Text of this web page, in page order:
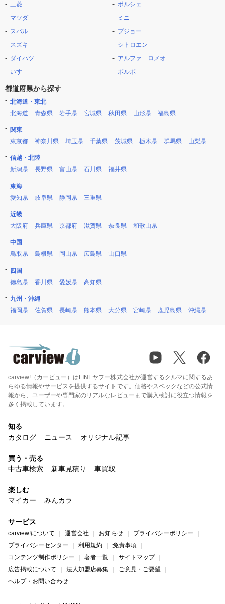
三菱
マツダ
スバル
スズキ
ダイハツ
いすゞ
ポルシェ
ミニ
プジョー
シトロエン
アルファ ロメオ
ボルボ
都道府県から探す
北海道・東北
北海道
青森県 岩手県 宮城県 秋田県 山形県 福島県
関東
東京都
神奈川県 埼玉県 千葉県 茨城県 栃木県 群馬県 山梨県
信越・北陸
新潟県
長野県 富山県 石川県 福井県
東海
愛知県
岐阜県 静岡県 三重県
近畿
大阪府
兵庫県 京都府 滋賀県 奈良県 和歌山県
中国
鳥取県
島根県 岡山県 広島県 山口県
四国
徳島県
香川県 愛媛県 高知県
九州・沖縄
福岡県
佐賀県 長崎県 熊本県 大分県 宮崎県 鹿児島県 沖縄県
carview!（カービュー）はLINEヤフー株式会社が運営するクルマに関するあ
らゆる情報やサービスを提供するサイトです。価格やスペックなどの公式情
報から、ユーザーや専門家のリアルなレビューまで購入検討に役立つ情報を
多く掲載しています。
知る
カタログ
ニュース オリジナル記事
買う・売る
中古車検索
新車見積り 車買取
楽しむ
マイカー
みんカラ
サービス
carview!について 運営会社 お知らせ
プライバシーポリシー
プライバシーセンター
利用規約
免責事項
コンテンツ制作ポリシー
著者一覧
サイトマップ
広告掲載について
法人加盟店募集
ご意見・ご要望
ヘルプ・お問い合わせ